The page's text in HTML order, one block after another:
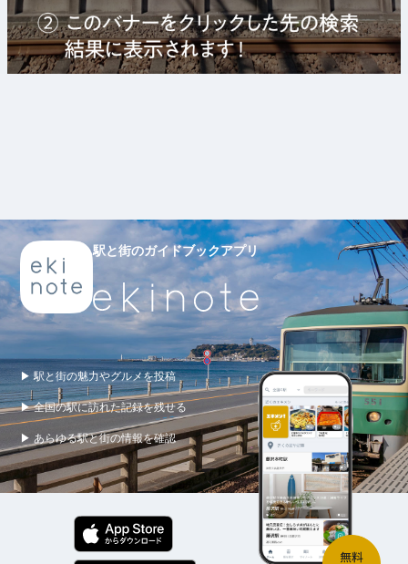
駅と街のガイドブックアプリ
▶ 駅と街の魅力やグルメを投稿
▶ 全国の駅に訪れた記録を残せる
▶ あらゆる駅と街の情報を確認